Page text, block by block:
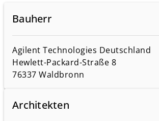
Bauherr
Agilent Technologies Deutschland
Hewlett-Packard-Straße 8
76337 Waldbronn
Architekten